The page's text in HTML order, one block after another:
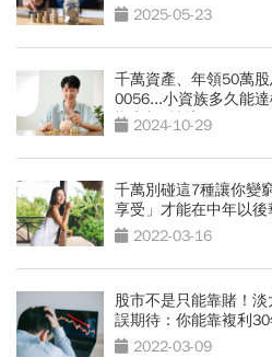
2025-05-23
千萬資產、年領50萬股
0056...小資族多久能
期定額3情境
2024-10-29
千萬別碰這7種讓你變
享受」才能在中年以後
2022-03-16
股市不是只能靠賭！
誤期待：你能靠複利
2022-03-09